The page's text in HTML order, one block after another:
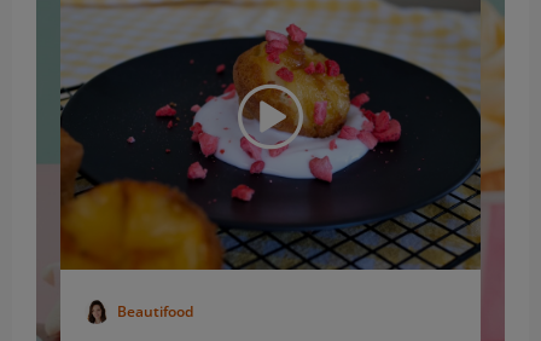
Beautifood